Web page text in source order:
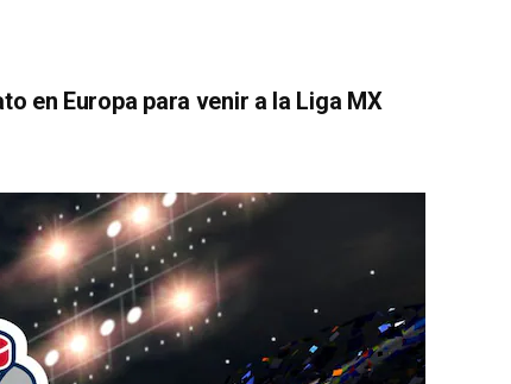
en Europa para venir a la Liga MX